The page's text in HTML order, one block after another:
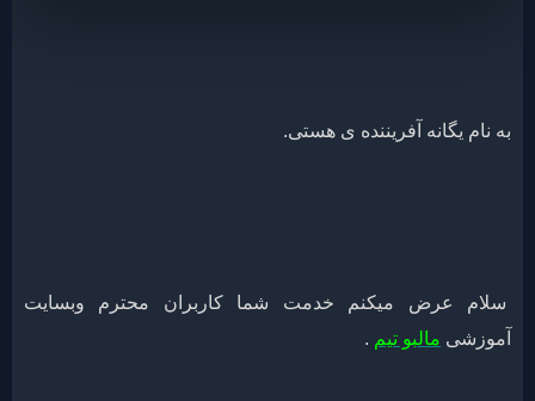
به نام یگانه آفریننده ی هستی.
سلام عرض میکنم خدمت شما کاربران محترم وبسایت
آموزشی مالبو تیم .